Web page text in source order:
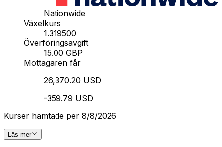
Nationwide
Växelkurs
1.319500
Överföringsavgift
15.00 GBP
Mottagaren får
26,370.20 USD
-359.79 USD
Kurser hämtade per 8/8/2026
Läs mer